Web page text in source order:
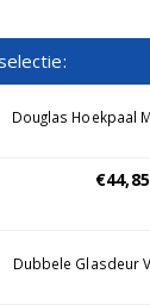
Douglas Hoekpaal
€44,85
Dubbele Glasdeur